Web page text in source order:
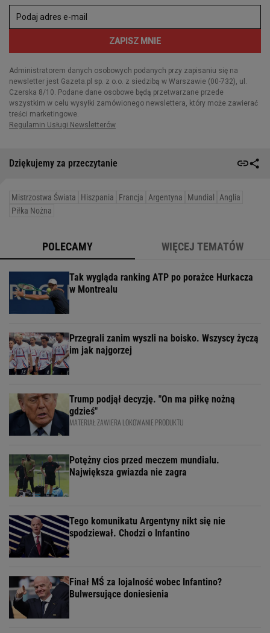
Dziękujemy za przeczytanie
Mistrzostwa Świata Hiszpania Francja Argentyna Mundial
Anglia
Piłka Nożna
POLECAMY WIĘCEJ TEMATÓW
Tak wygląda ranking ATP po porażce Hurkacza
w Montrealu
Przegrali zanim wyszli na boisko. Wszyscy życzą
im jak najgorzej
Trump podjął decyzję. "On ma piłkę nożną
gdzieś"
MATERIAŁ ZAWIERA LOKOWANIE PRODUKTU
Potężny cios przed meczem mundialu.
Największa gwiazda nie zagra
Tego komunikatu Argentyny nikt się nie
spodziewał. Chodzi o Infantino
Finał MŚ za lojalność wobec Infantino?
Bulwersujące doniesienia